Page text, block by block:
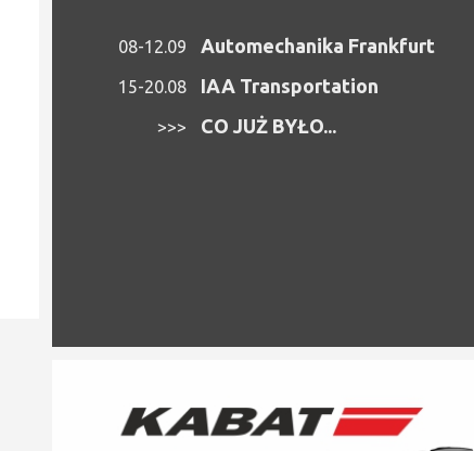
08-12.09 Automechanika Frankfurt
15-20.08 IAA Transportation
>>> CO JUŻ BYŁO...